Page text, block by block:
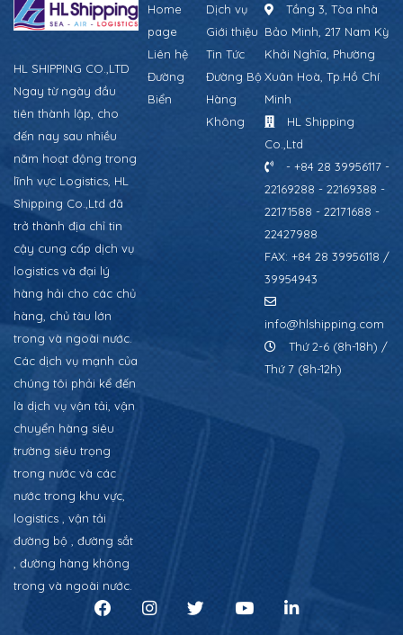
HL SHIPPING CO.,LTD
Ngay từ ngày đầu
tiên thành lập, cho
đến nay sau nhiều
năm hoạt động trong
lĩnh vực Logistics, HL
Shipping Co.,Ltd đã
trở thành địa chỉ tin
cậy cung cấp dịch vụ
logistics và đại lý
hàng hải cho các chủ
hàng, chủ tàu lớn
trong và ngoài nước.
Các dịch vụ mạnh của
chúng tôi phải kể đến
là dịch vụ vận tải, vận
chuyển hàng siêu
trường siêu trọng
trong nước và các
nước trong khu vực,
logistics , vận tải
đường bộ , đường sắt
, đường hàng không
trong và ngoài nước.
Home
page
Dịch vụ
Giới thiệu
Liên hệ
Tin Tức
Đường
Biển
Đường Bộ
Hàng
Không
Tầng 3, Tòa nhà
Bảo Minh, 217 Nam Kỳ
Khởi Nghĩa, Phường
Xuân Hoà, Tp.Hồ Chí
Minh
HL Shipping
Co.,Ltd
- +84 28 39956117 -
22169288 - 22169388 -
22171588 - 22171688 -
22427988
FAX: +84 28 39956118 /
39954943
info@hlshipping.com
Thứ 2-6 (8h-18h) /
Thứ 7 (8h-12h)